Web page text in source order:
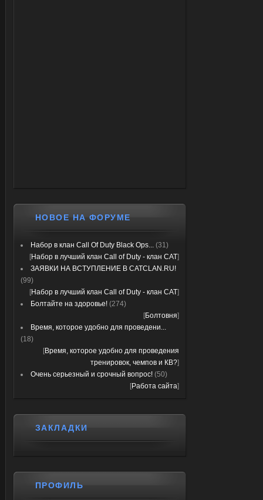
НОВОЕ НА ФОРУМЕ
Набор в клан Call Of Duty Black Ops... (31)
[Набор в лучший клан Call of Duty - клан CAT]
ЗАЯВКИ НА ВСТУПЛЕНИЕ В CATCLAN.RU!
(99)
[Набор в лучший клан Call of Duty - клан CAT]
Болтайте на здоровье! (274)
[Болтовня]
Время, которое удобно для проведени...
(18)
[Время, которое удобно для проведения
тренировок, чемпов и КВ?]
Очень серьезный и срочный вопрос! (50)
[Работа сайта]
ЗАКЛАДКИ
ПРОФИЛЬ